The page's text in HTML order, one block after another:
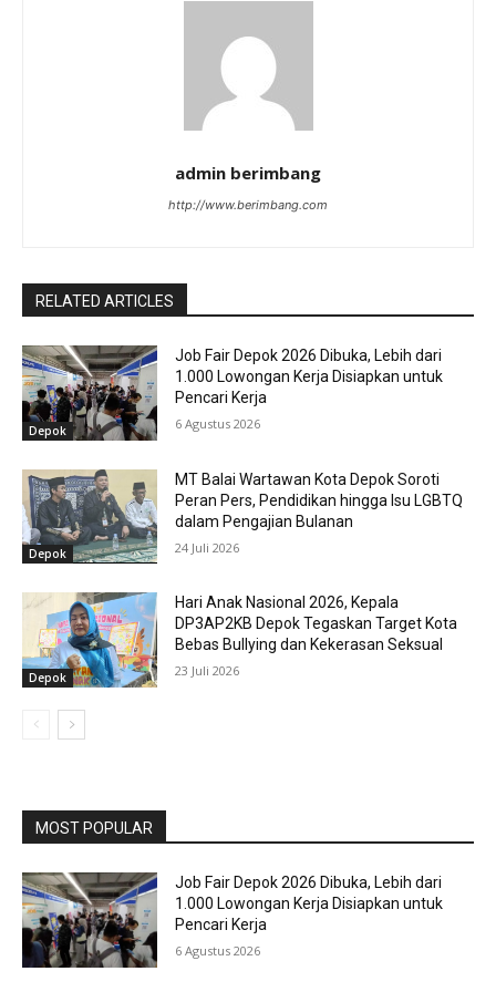
admin berimbang
http://www.berimbang.com
RELATED ARTICLES
Depok
Job Fair Depok 2026 Dibuka, Lebih dari
1.000 Lowongan Kerja Disiapkan untuk
Pencari Kerja
6 Agustus 2026
Depok
MT Balai Wartawan Kota Depok Soroti
Peran Pers, Pendidikan hingga Isu LGBTQ
dalam Pengajian Bulanan
24 Juli 2026
Depok
Hari Anak Nasional 2026, Kepala
DP3AP2KB Depok Tegaskan Target Kota
Bebas Bullying dan Kekerasan Seksual
23 Juli 2026
MOST POPULAR
Job Fair Depok 2026 Dibuka, Lebih dari
1.000 Lowongan Kerja Disiapkan untuk
Pencari Kerja
6 Agustus 2026